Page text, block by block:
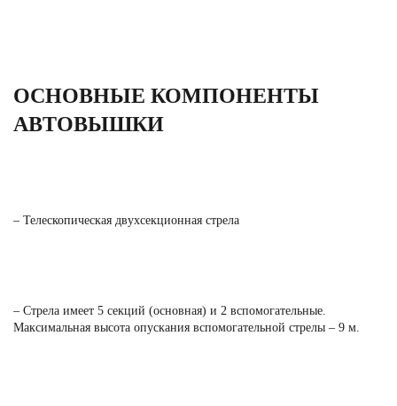
ОСНОВНЫЕ КОМПОНЕНТЫ
АВТОВЫШКИ
– Телескопическая двухсекционная стрела
– Стрела имеет 5 секций (основная) и 2 вспомогательные.
Максимальная высота опускания вспомогательной стрелы – 9 м.